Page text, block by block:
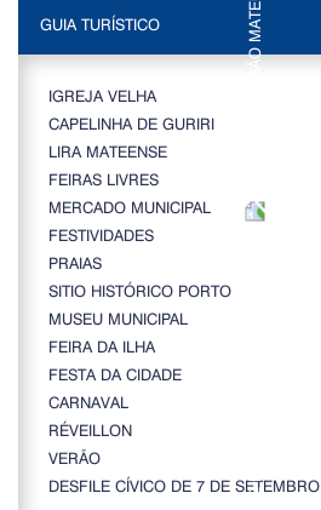
GUIA TURÍSTICO
IGREJA VELHA
CAPELINHA DE GURIRI
LIRA MATEENSE
FEIRAS LIVRES
MERCADO MUNICIPAL
FESTIVIDADES
PRAIAS
SITIO HISTÓRICO PORTO
MUSEU MUNICIPAL
FEIRA DA ILHA
FESTA DA CIDADE
CARNAVAL
RÉVEILLON
VERÃO
DESFILE CÍVICO DE 7 DE SETEMBRO